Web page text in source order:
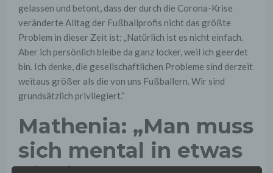
gelassen und betont, dass der durch die Corona-Krise
veränderte Alltag der Fußballprofis nicht das größte
Problem in dieser Zeit ist: „Natürlich ist es nicht einfach.
Aber ich persönlich bleibe da ganz locker, weil ich geerdet
bin. Ich denke, die gesellschaftlichen Probleme sind derzeit
weitaus größer als die von uns Fußballern. Wir sind
grundsätzlich privilegiert.“
Mathenia: „Man muss
sich mental in etwas